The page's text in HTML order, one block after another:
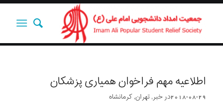
اطلاعیه مهم فراخوان همیاری پزشکان
2018-08-29درخبر,تهران,کرمانشاه